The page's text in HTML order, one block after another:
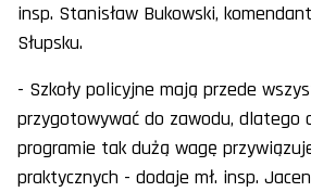
insp. Stanisław Bukowski,
Słupsku.
- Szkoły policyjne mają przede
przygotowywać do zawodu, dlatego
programie tak dużą wagę
praktycznych - dodaje mł. insp.